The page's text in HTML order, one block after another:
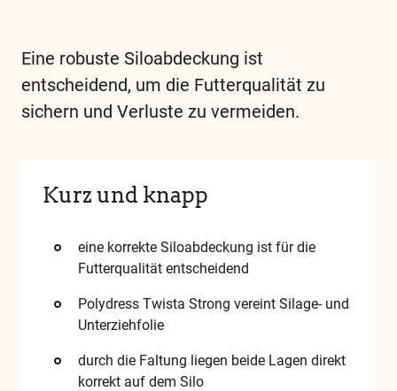
Eine robuste Siloabdeckung ist
entscheidend, um die Futterqualität zu
sichern und Verluste zu vermeiden.
Begriffe
Sie
unserem
Kurz und knapp
eine korrekte Siloabdeckung ist für die
Futterqualität entscheidend
Polydress Twista Strong vereint Silage- und
Unterziehfolie
durch die Faltung liegen beide Lagen direkt
korrekt auf dem Silo